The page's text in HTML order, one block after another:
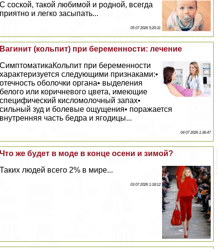
С соской, такой любимой и родной, всегда
приятно и легко засыпать...
05 07 2026 5:20:31
Baгинит (кольпит) при беременности: лечение
СимптоматикаКольпит при беременности
хаpaктеризуется следующими признаками:•
отечность оболочки органа• выделения
белого или коричневого цвета, имеющие
специфический кисломолочный запах•
сильный зуд и болевые ощущения• поражается
внутренняя часть бедра и ягoдицы...
04 07 2026 1:36:47
Что же будет в моде в конце осени и зимой?
Таких людей всего 2% в мире...
03 07 2026 1:18:12